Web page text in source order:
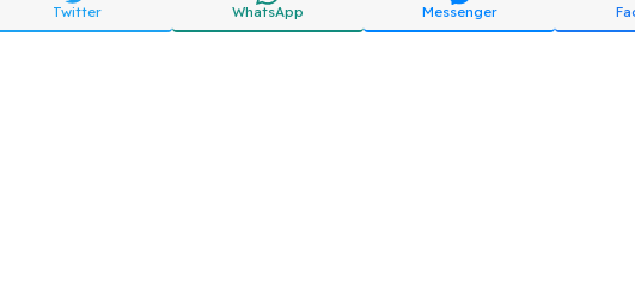
Messenger
WhatsApp
Twitter